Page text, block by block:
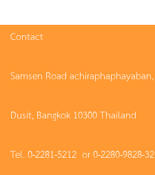
Contact
Samsen Road achiraphaphayaban,
Dusit, Bangkok 10300 Thailand
Tel. 0-2281-5212 or 0-2280-9828-32